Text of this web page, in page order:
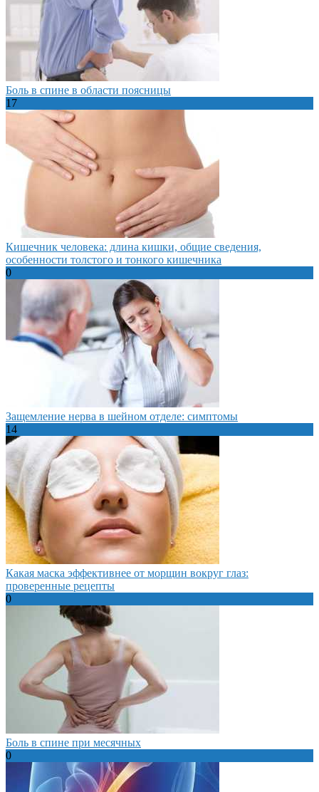
Боль в спине в области поясницы
17
Кишечник человека: длина кишки, общие сведения,
особенности толстого и тонкого кишечника
0
Защемление нерва в шейном отделе: симптомы
14
Какая маска эффективнее от морщин вокруг глаз:
проверенные рецепты
0
Боль в спине при месячных
0